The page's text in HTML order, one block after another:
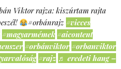
Viktor rajza: kiszúrtam rajta
#orbánrajz #vicces
#magyarmémek #aicontent
#orbánviktor #orbanviktor
#rajz ♬ eredeti hang –